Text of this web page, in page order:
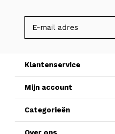
Klantenservice
Mijn account
Categorieën